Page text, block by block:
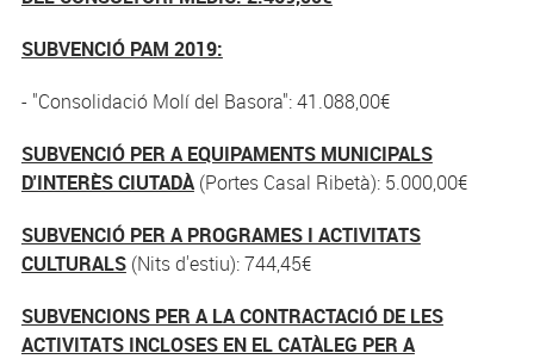
SUBVENCIÓ PAM 2019:
- "Consolidació Molí del Basora": 41.088,00€
SUBVENCIÓ PER A EQUIPAMENTS MUNICIPALS
D'INTERÈS CIUTADÀ(Portes Casal Ribetà): 5.000,00€
SUBVENCIÓ PER A PROGRAMES I ACTIVITATS
CULTURALS(Nits d'estiu): 744,45€
SUBVENCIONS PER A LA CONTRACTACIÓ DE LES
ACTIVITATS INCLOSES EN EL CATÀLEG PER A